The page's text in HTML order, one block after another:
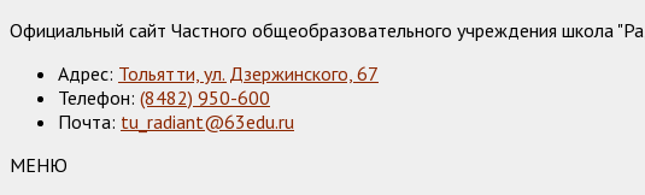
Официальный сайт Частного общеобразовательного учреждения школа
Адрес: Тольятти, ул. Дзержинского, 67
Телефон: (8482) 950-600
Почта: tu_radiant@63edu.ru
МЕНЮ